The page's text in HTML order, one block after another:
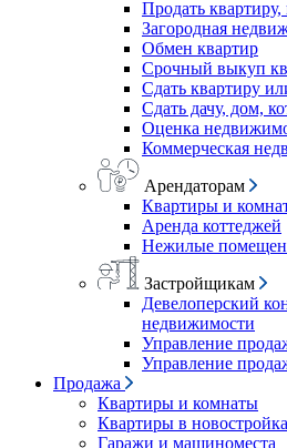
Продать квартиру,
Загородная
Обмен квартир
Срочный выкуп
Сдать квартиру
Сдать дачу, дом,
Оценка
Коммерческая
Арендаторам
Квартиры и
Аренда коттеджей
Нежилые
Застройщикам
Девелоперский
недвижимости
Управление
Управление
Продажа
Квартиры и комнаты
Квартиры в
Гаражи и машиноместа